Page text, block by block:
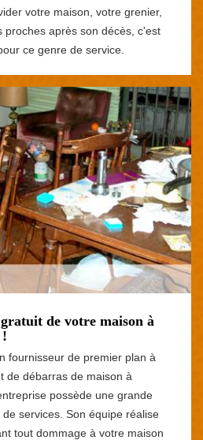
votre maison, votre grenier,
proches après son décès, c'est
ce genre de service.
de votre maison à
fournisseur de premier plan à
de débarras de maison à
possède une grande
services. Son équipe réalise
tout dommage à votre maison